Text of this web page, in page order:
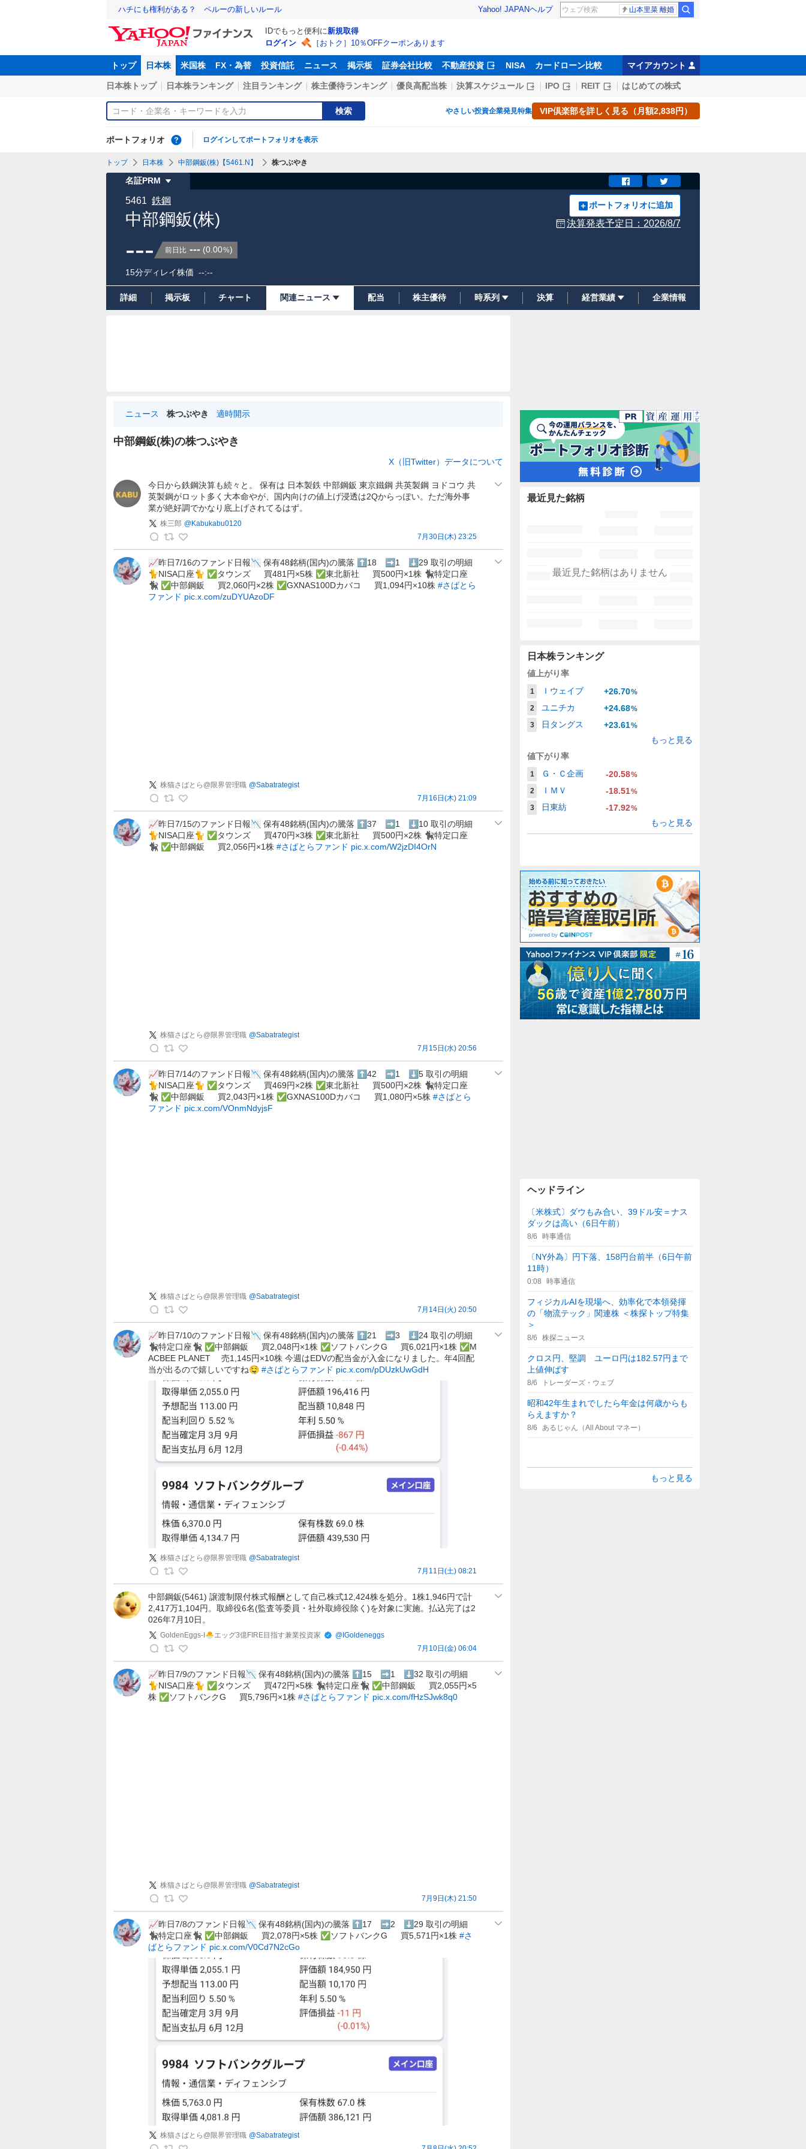
ハチにも権利がある？ ペルーの新しいルール Yahoo! JAPANヘルプ 山本里菜 離婚
IDでもっと便利に新規取得
ログイン
［おトク］10％OFFクーポンあります
トップ 日本株 米国株 FX・為替 投資信託 ニュース 掲示板 証券会社比較 不動産投資 NISA カードローン比較 マイアカウント
日本株トップ 日本株ランキング 注目ランキング 株主優待ランキング 優良高配当株 決算スケジュール IPO REIT はじめての株式
検索 やさしい投資企業発見特集 VIP倶楽部を詳しく見る（月額2,838円）
ポートフォリオ ログインしてポートフォリオを表示
トップ 日本株 中部鋼鈑(株)【5461.N】 株つぶやき
名証PRM
中部鋼鈑(株)
5461 鉄鋼 ポートフォリオに追加
決算発表予定日： 2026/8/7
--- 前日比 --- (0.00%)
15分ディレイ株価 --:--
詳細 掲示板 チャート 関連ニュース 配当 株主優待 時系列 決算 経営業績 企業情報
ニュース 株つぶやき 適時開示
中部鋼鈑(株)の株つぶやき
ぶ
や
X（旧Twitter）データについて
株
三
郎
今日から鉄鋼決算も続々と。 保有は 日本製鉄 中部鋼鈑 東京鐵鋼 共英製鋼 ヨドコウ 共
英製鋼がロット多く大本命やが、国内向けの値上げ浸透は2Qからっぽい。ただ海外事
業が絶好調でかなり底上げされてるはず。
株三郎 @Kabukabu0120
7月30日(木) 23:25
株
猫
さ
📈昨日7/16のファンド日報📉 保有48銘柄(国内)の騰落 ⬆️18 ➡️1 ⬇️29 取引の明細
🐈NISA口座🐈 ✅タウンズ 買481円×5株 ✅東北新社 買500円×1株 🐈‍⬛特定口座
🐈‍⬛ ✅中部鋼鈑 買2,060円×2株 ✅GXNAS100Dカバコ 買1,094円×10株 #さばとら
ファンド pic.x.com/zuDYUAzoDF
株猫さばとら@限界管理職 @Sabatrategist
7月16日(木) 21:09
株
猫
さ
📈昨日7/15のファンド日報📉 保有48銘柄(国内)の騰落 ⬆️37 ➡️1 ⬇️10 取引の明細
🐈NISA口座🐈 ✅タウンズ 買470円×3株 ✅東北新社 買500円×2株 🐈‍⬛特定口座
🐈‍⬛ ✅中部鋼鈑 買2,056円×1株 #さばとらファンド pic.x.com/W2jzDI4OrN
株猫さばとら@限界管理職 @Sabatrategist
7月15日(水) 20:56
株
猫
さ
📈昨日7/14のファンド日報📉 保有48銘柄(国内)の騰落 ⬆️42 ➡️1 ⬇️5 取引の明細
🐈NISA口座🐈 ✅タウンズ 買469円×2株 ✅東北新社 買500円×2株 🐈‍⬛特定口座
🐈‍⬛ ✅中部鋼鈑 買2,043円×1株 ✅GXNAS100Dカバコ 買1,080円×5株 #さばとら
ファンド pic.x.com/VOnmNdyjsF
株猫さばとら@限界管理職 @Sabatrategist
7月14日(火) 20:50
株
猫
さ
@
限
界
📈昨日7/10のファンド日報📉 保有48銘柄(国内)の騰落 ⬆️21 ➡️3 ⬇️24 取引の明細
🐈‍⬛特定口座🐈‍⬛ ✅中部鋼鈑 買2,048円×1株 ✅ソフトバンクG 買6,021円×1株 ✅M
ACBEE PLANET 売1,145円×10株 今週はEDVの配当金が入金になりました。年4回配
当が出るので嬉しいですね🤤 #さばとらファンド pic.x.com/pDUzkUwGdH
株猫さばとら@限界管理職 @Sabatrategist
7月11日(土) 08:21
G
o
l
I
R
E
中部鋼鈑(5461) 譲渡制限付株式報酬として自己株式12,424株を処分。1株1,946円で計
2,417万1,104円。取締役6名(監査等委員・社外取締役除く)を対象に実施。払込完了は2
026年7月10日。
GoldenEggs-I🐣エッグ3億FIRE目指す兼業投資家 @IGoldeneggs
7月10日(金) 06:04
株
猫
さ
📈昨日7/9のファンド日報📉 保有48銘柄(国内)の騰落 ⬆️15 ➡️1 ⬇️32 取引の明細
🐈NISA口座🐈 ✅タウンズ 買472円×5株 🐈‍⬛特定口座🐈‍⬛ ✅中部鋼鈑 買2,055円×5
株 ✅ソフトバンクG 買5,796円×1株 #さばとらファンド pic.x.com/fHzSJwk8q0
株猫さばとら@限界管理職 @Sabatrategist
7月9日(木) 21:50
📈昨日7/8のファンド日報📉 保有48銘柄(国内)の騰落 ⬆️17 ➡️2 ⬇️29 取引の明細
🐈‍⬛特定口座🐈‍⬛ ✅中部鋼鈑 買2,078円×5株 ✅ソフトバンクG 買5,571円×1株 #さ
ばとらファンド pic.x.com/V0Cd7N2cGo
株猫さばとら@限界管理職 @Sabatrategist
最近見た銘柄
最近見た銘柄はありません
日本株ランキング
値上がり率
1 Ｉウェイブ +26.70%
2
ユニチカ +24.68%
3
日タングス +23.61%
もっと見る
値下がり率
1 Ｇ・Ｃ企画 -20.58%
2
ＩＭＶ -18.51%
3
日東紡 -17.92%
もっと見る
ヘッドライン
〔米株式〕ダウもみ合い、39ドル安＝ナス
ダックは高い（6日午前）
8/6 時事通信
〔NY外為〕円下落、158円台前半（6日午前
11時）
0:08 時事通信
フィジカルAIを現場へ、効率化で本領発揮
の「物流テック」関連株 ＜株探トップ特集
＞
8/6 株探ニュース
クロス円、堅調 ユーロ円は182.57円まで
上値伸ばす
8/6 トレーダーズ・ウェブ
昭和42年生まれでしたら年金は何歳からも
らえますか？
8/6 あるじゃん（All About マネー）
もっと見る